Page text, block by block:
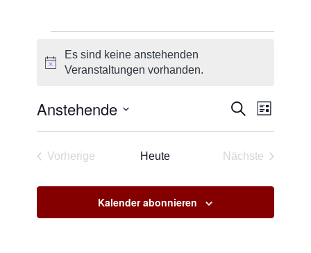
Veranstaltungen
Hinweis
Es sind keine anstehenden
Veranstaltungen vorhanden.
Suche
und
SucheListe
Anstehende
Datum
Vorherige
Heute
Nächste
Kalender abonnieren